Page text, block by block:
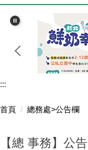
行政谷歌雲端信箱
會計資訊系統
重要章程
最新消息
資訊設備線上報修
新北教育局信箱
新北市親師生平台
新北教育局谷歌雲
校園圖書館
學生健康自主管理網
全國中小學題庫
:::
首頁 總務處>公告欄
【總 事務】公